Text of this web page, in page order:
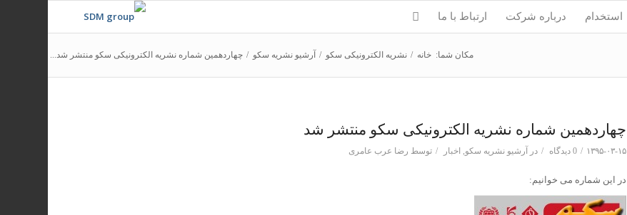
استخدام درباره شرکت ارتباط با ما
مکان شما: خانه / نشریه الکترونیکی سکو / آرشیو نشریه سکو / چهاردهمین شماره نشریه الکترونیکی سکو منتشر شد...
چهاردهمین شماره نشریه الکترونیکی سکو منتشر شد
۱۳۹۵-۰۳-۱۵ / 0 دیدگاه / در آرشیو نشریه سکو, اخبار / توسط رضا عرب عامری
در این شماره می خوانیم: